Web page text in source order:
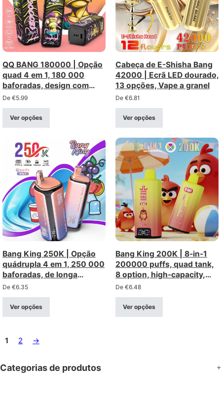
QQ BANG 180000 | Opção
quad 4 em 1, 180 000
baforadas, design com
macaco, vaporizador
descartável a granel
De €5.99
Ver opções
Cabeça de E-Shisha Bang
42000 | Ecrã LED dourado,
13 opções, Vape a granel
De €6.81
Ver opções
Bang King 250K | Opção
quádrupla 4 em 1, 250 000
baforadas, de longa
duração, vaporizador
descartável a granel
De €6.35
Ver opções
Bang King 200K | 8-in-1
200000 puffs, quad tank,
8 option, high-capacity,
bulk disposable vape
De €6.48
Ver opções
1 2 →
Categorias de produtos